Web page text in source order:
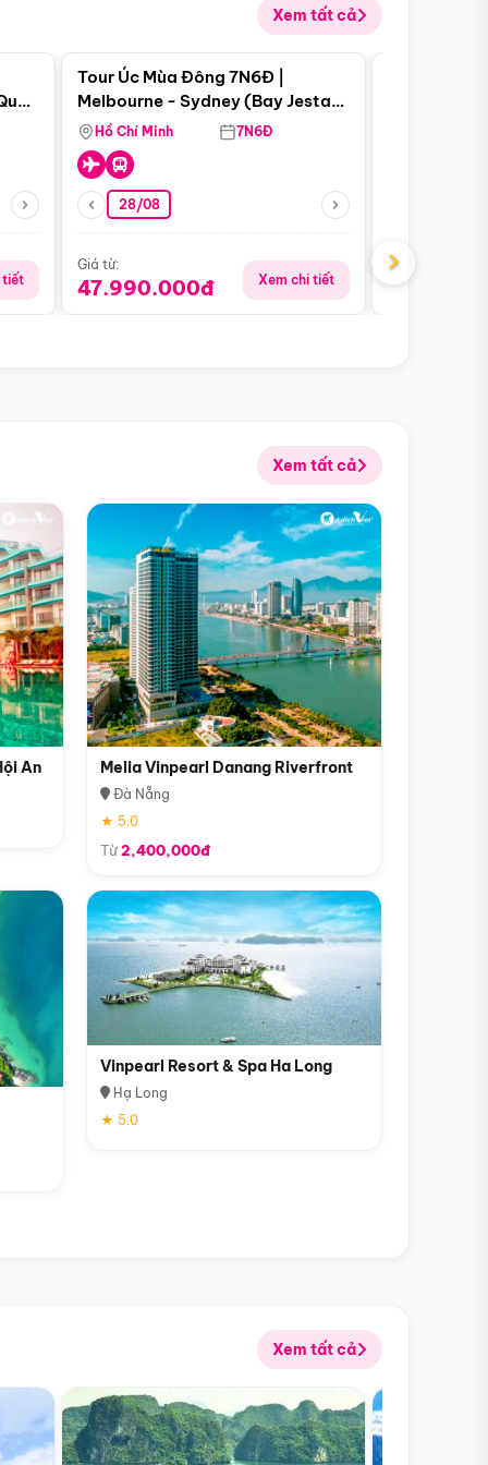
Xem tất cả
tiết
Điểm nổi bật
Tour Úc Mùa Đông 7N6Đ |
Melbourne - Sydney (Bay Jestar
Airways)
Hồ Chí Minh 7N6Đ
28/08
Giá từ:
47.990.000đ Xem chi tiết
Giá từ:
›
Xem tất cả
An Melia Vinpearl Danang Riverfront
Đà Nẵng
★ 5.0
Từ2,400,000đ
Vinpearl Resort & Spa Ha Long
Hạ Long
★ 5.0
Xem tất cả